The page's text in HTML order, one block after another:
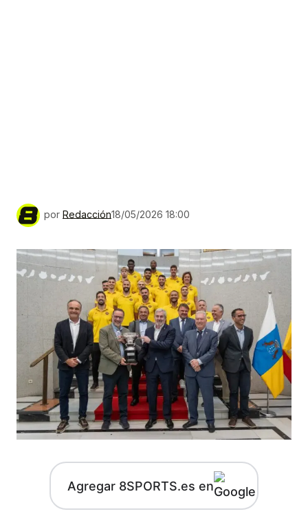
por Redacción18/05/2026 18:00
Agregar 8SPORTS.es en